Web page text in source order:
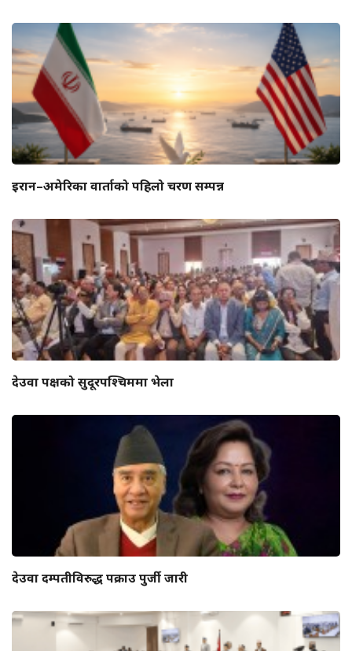
इरान–अमेरिका वार्ताको पहिलो चरण सम्पन्न
देउवा पक्षको सुदूरपश्चिममा भेला
देउवा दम्पतीविरुद्ध पक्राउ पुर्जी जारी